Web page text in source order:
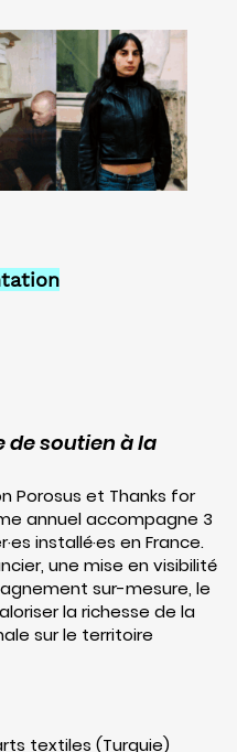
de soutien à la
Porosus et Thanks for
annuel accompagne 3
installé·es en France.
une mise en visibilité
sur-mesure, le
la richesse de la
sur le territoire
textiles (Turquie)